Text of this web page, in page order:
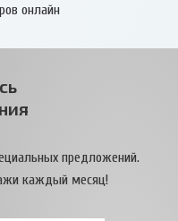
онлайн
предложений.
каждый месяц!